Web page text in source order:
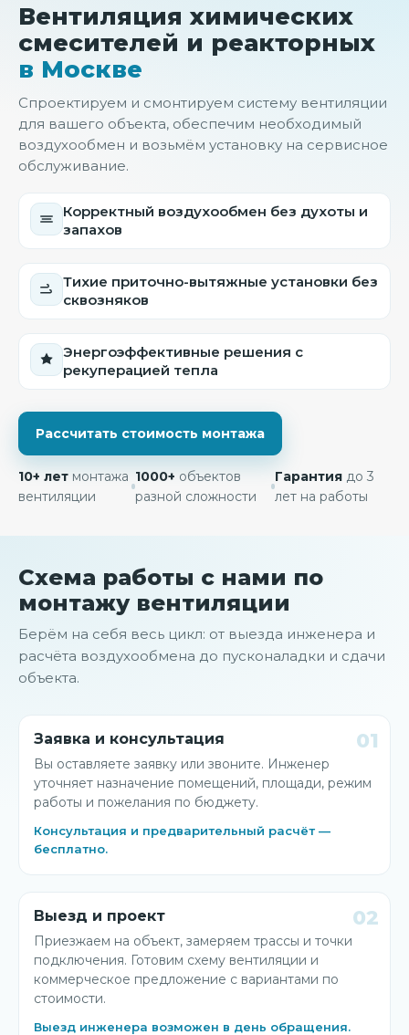
Вентиляция химических
смесителей и реакторных
в Москве
Спроектируем и смонтируем систему вентиляции
для вашего объекта, обеспечим необходимый
воздухообмен и возьмём установку на сервисное
обслуживание.
Корректный воздухообмен без духоты и
запахов
Тихие приточно-вытяжные установки без
сквозняков
Энергоэффективные решения с
рекуперацией тепла
Рассчитать стоимость монтажа
10+ лет монтажа
вентиляции
1000+ объектов
разной сложности
Гарантиядо 3
лет на работы
Схема работы с нами по
монтажу вентиляции
Берём на себя весь цикл: от выезда инженера и
расчёта воздухообмена до пусконаладки и сдачи
объекта.
01
Заявка и консультация
Вы оставляете заявку или звоните. Инженер
уточняет назначение помещений, площади, режим
работы и пожелания по бюджету.
Консультация и предварительный расчёт —
бесплатно.
02
Выезд и проект
Приезжаем на объект, замеряем трассы и точки
подключения. Готовим схему вентиляции и
коммерческое предложение с вариантами по
стоимости.
Выезд инженера возможен в день обращения.